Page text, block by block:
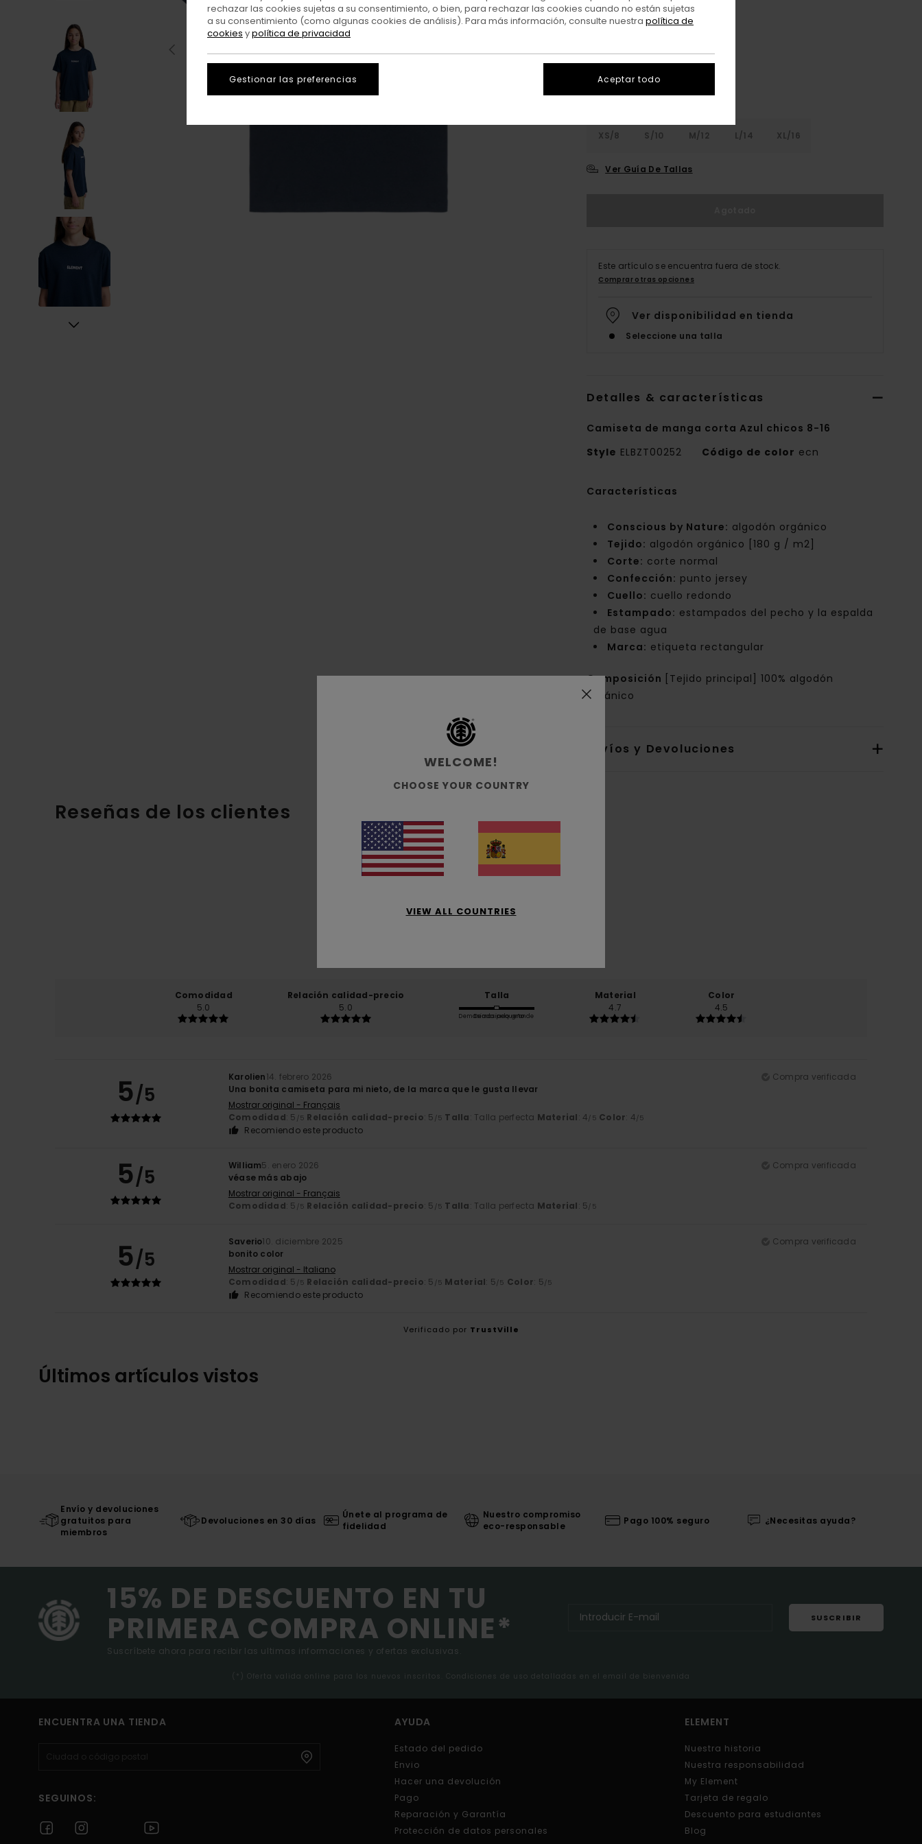
ColorEclipse Navy
XS/8 S/10 M/12 L/14 XL/16
Ver Guía De Tallas
Este artículo se encuentra fuera de stock.
Comprar otras opciones
Ver disponibilidad en tienda
Seleccione una talla
Detalles & características
Camiseta de manga corta Azul chicos 8-16
Style ELBZT00252 Código de color ecn
Características
Conscious by Nature: algodón orgánico
Tejido: algodón orgánico [180 g / m2]
Corte: corte normal
Confección: punto jersey
Cuello: cuello redondo
Estampado: estampados del pecho y la espalda
de base agua
Marca: etiqueta rectangular
Composición
[Tejido principal] 100% algodón
orgánico
Envíos y Devoluciones
Reseñas de los clientes
Puntuación media
5.0/5
Comodidad
5.0
Relación calidad-precio
5.0
Talla
Demasiado pequeño
Demasiado grande
Material
4.7
Color
4.5
5/5
Karolien14. febrero 2026
Compra verificada
Una bonita camiseta para mi nieto, de la marca que le gusta llevar
Mostrar original - Français
Comodidad: 5 /5 Relación calidad-precio: 5 /5 Talla: Talla perfecta Material: 4/5 Color: 4/5
Recomiendo este producto
5/5 William5. enero 2026
Compra verificada
véase más abajo
Mostrar original - Français
Comodidad: 5 /5 Relación calidad-precio: 5 /5 Talla: Talla perfecta Material: 5/5
5/5
Saverio10. diciembre 2025
Compra verificada
bonito color
Mostrar original - Italiano
Comodidad: 5 /5 Relación calidad-precio: 5 /5 Material: 5/5 Color: 5/5
Recomiendo este producto
Verificado por TrustVille
Últimos artículos vistos
Envío y devoluciones
gratuitos para
miembros
Devoluciones en 30 días
Únete al programa de
fidelidad
Nuestro compromiso
eco-responsable
Pago 100% seguro ¿Necesitas ayuda?
15% DE DESCUENTO EN TU
PRIMERA COMPRA ONLINE*
Suscríbete ahora para recibir las ultimas informaciones y ofertas exclusivas.
SUSCRIBIR
(*) Oferta valida online para los nuevos inscritos. Condiciones de uso detalladas en el email de bienvenida
ENCUENTRA UNA TIENDA
SEGUINOS:
AYUDA
Estado del pedido
Envio
Hacer una devolución
Pago
Reparación y Garantía
Protección de datos personales
ELEMENT
Nuestra historia
Nuestra responsabilidad
My Element
Tarjeta de regalo
Descuento para estudiantes
Blog
WELCOME!
CHOOSE YOUR COUNTRY
VIEW ALL COUNTRIES
rechazar las cookies sujetas a su consentimiento, o bien, para rechazar las cookies cuando no están sujetas
a su consentimiento (como algunas cookies de análisis). Para más información, consulte nuestra política de
cookies ypolítica de privacidad
Gestionar las preferencias Aceptar todo